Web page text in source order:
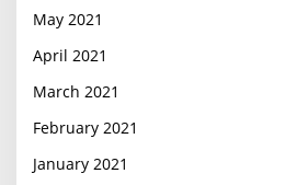
May 2021
April 2021
March 2021
February 2021
January 2021